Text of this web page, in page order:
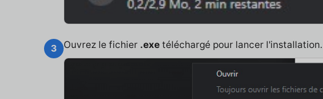
3 Ouvrez le fichier .exe téléchargé pour lancer l'installation.